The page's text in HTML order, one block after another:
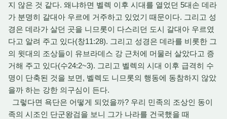
지 않은 것 같다. 왜냐하면 벨렉 이후 시대를 열었던 5대손 데라
가 분명히 갈대아 우르에 거주하고 있었기 때문이다. 그리고 성
경은 데라가 살던 곳을 니므롯이 다스리던 도시 갈대아 우르였
다고 알려 주고 있다(창11:28). 그리고 성경은 데라를 비롯한 그
의 윗대의 조상들이 유브라데스 강 근처에 머물러 살았다고 증
거해 주고 있다(수24:2~3). 그리고 벨렉의 시대 이후 급격히 수
명이 단축된 것을 보면, 벨렉도 니므롯의 행동에 동참하지 않았
을까 하는 강한 의구심이 든다.
그렇다면 욕단은 어떻게 되었을까? 우리 민족의 조상인 동이
족의 시조인 단군왕검을 보니 그가 나라를 건국했을 때